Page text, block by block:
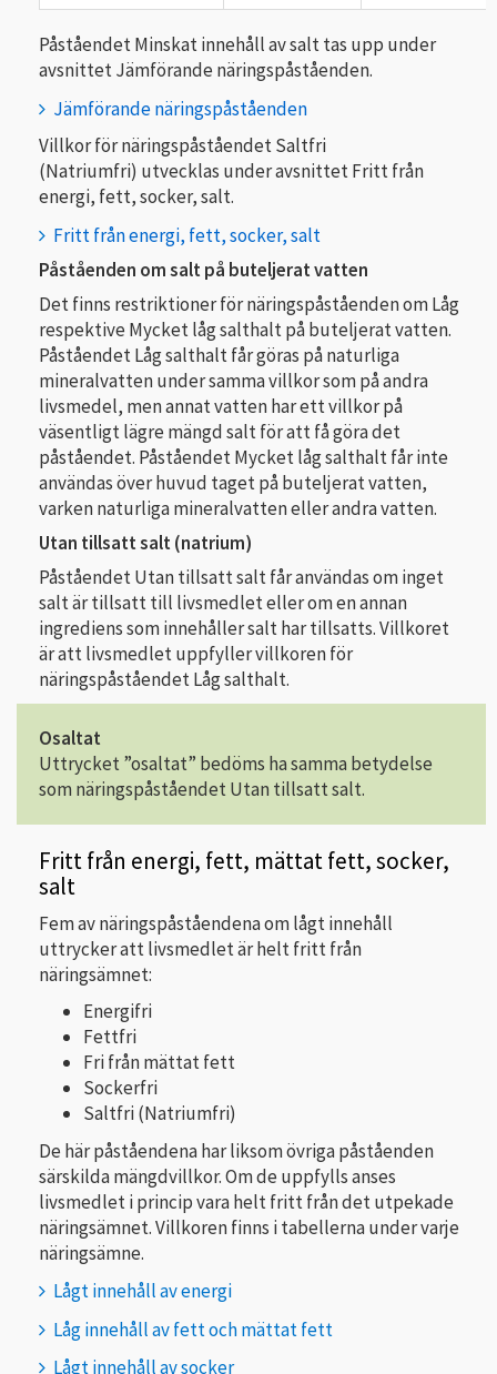
Påståendet Minskat innehåll av salt tas upp under
avsnittet Jämförande näringspåståenden.
Jämförande näringspåståenden
Villkor för näringspåståendet Saltfri
(Natriumfri) utvecklas under avsnittet Fritt från
energi, fett, socker, salt.
Fritt från energi, fett, socker, salt
Påståenden om salt på buteljerat vatten
Det finns restriktioner för näringspåståenden om Låg
respektive Mycket låg salthalt på buteljerat vatten.
Påståendet Låg salthalt får göras på naturliga
mineralvatten under samma villkor som på andra
livsmedel, men annat vatten har ett villkor på
väsentligt lägre mängd salt för att få göra det
påståendet. Påståendet Mycket låg salthalt får inte
användas över huvud taget på buteljerat vatten,
varken naturliga mineralvatten eller andra vatten.
Utan tillsatt salt (natrium)
Påståendet Utan tillsatt salt får användas om inget
salt är tillsatt till livsmedlet eller om en annan
ingrediens som innehåller salt har tillsatts. Villkoret
är att livsmedlet uppfyller villkoren för
näringspåståendet Låg salthalt.
Osaltat
Uttrycket ”osaltat” bedöms ha samma betydelse
som näringspåståendet Utan tillsatt salt.
Fritt från energi, fett, mättat fett, socker,
salt
Fem av näringspåståendena om lågt innehåll
uttrycker att livsmedlet är helt fritt från
näringsämnet:
Energifri
Fettfri
Fri från mättat fett
Sockerfri
Saltfri (Natriumfri)
De här påståendena har liksom övriga påståenden
särskilda mängdvillkor. Om de uppfylls anses
livsmedlet i princip vara helt fritt från det utpekade
näringsämnet. Villkoren finns i tabellerna under varje
näringsämne.
Lågt innehåll av energi
Låg innehåll av fett och mättat fett
Lågt innehåll av socker